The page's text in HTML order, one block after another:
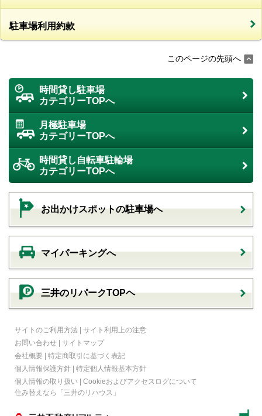
駐車場利用約款
このページの先頭へ
時間貸し駐車場
カテゴリーTOPへ
月極駐車場
カテゴリーTOPへ
時間貸し自転車駐輪場
カテゴリーTOPへ
お出かけスポットの駐車場へ
マイパーキングへ
三井のリパークTOPヘ
サイトのご利用方法 | サイト利用上の注意
お問い合わせ | サイトマップ
会社概要 | 特定商取引に基づく表記
個人情報保護方針 | 特定個人情報基本方針
個人情報の取り扱い | Cookieおよびアクセスログについて
住み替えなら
「三井のリハウス」